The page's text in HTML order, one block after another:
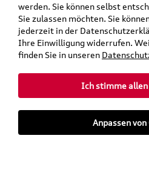
Jetzt sparen bei
Dachboxen!
Grundträger zum
werden. Sie können selbst
Sie zulassen möchten. Sie
jederzeit in der
Ihre Einwilligung widerrufen.
finden Sie in unseren
Ich stimme allen
Anpassen von